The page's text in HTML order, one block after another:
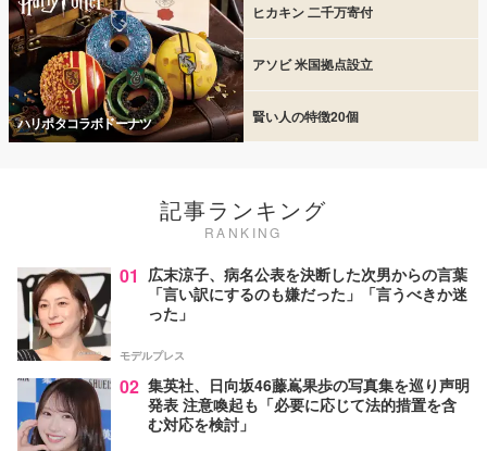
ハリポタコラボドーナツ
ヒカキン 二千万寄付
アソビ 米国拠点設立
賢い人の特徴20個
記事ランキング
RANKING
01 広末涼子、病名公表を決断した次男からの言葉
「言い訳にするのも嫌だった」「言うべきか迷
った」
モデルプレス
02 集英社、日向坂46藤嶌果歩の写真集を巡り声明
発表 注意喚起も「必要に応じて法的措置を含
む対応を検討」